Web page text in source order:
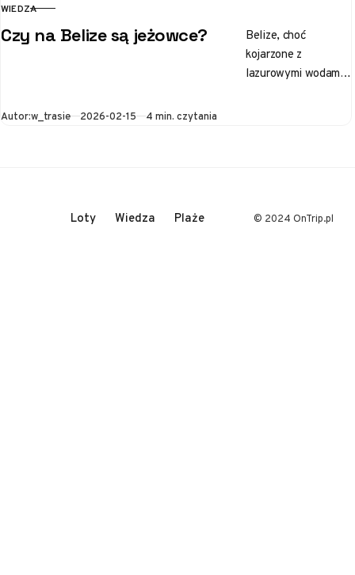
KATEGORIA
WIEDZA
Czy na Belize są jeżowce?
Belize, choć
kojarzone z
lazurowymi wodami i
Autor:w_trasie Opublikowano
2026-02-15 4 min. czytania
Loty Wiedza Plaże © 2024 OnTrip.pl